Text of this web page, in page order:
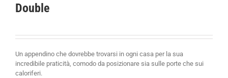
Double
Un appendino che dovrebbe trovarsi in ogni casa per la sua
incredibile praticità, comodo da posizionare sia sulle porte che sui
caloriferi.